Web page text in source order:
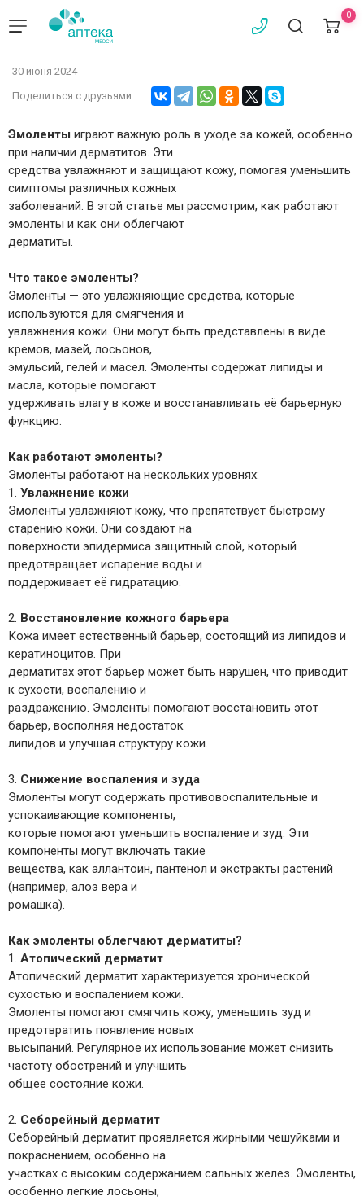
0
30 июня 2024
Поделиться с друзьями
Эмоленты играют важную роль в уходе за кожей, особенно
при наличии дерматитов. Эти
средства увлажняют и защищают кожу, помогая уменьшить
симптомы различных кожных
заболеваний. В этой статье мы рассмотрим, как работают
эмоленты и как они облегчают
дерматиты.
Что такое эмоленты?
Эмоленты — это увлажняющие средства, которые
используются для смягчения и
увлажнения кожи. Они могут быть представлены в виде
кремов, мазей, лосьонов,
эмульсий, гелей и масел. Эмоленты содержат липиды и
масла, которые помогают
удерживать влагу в коже и восстанавливать её барьерную
функцию.
Как работают эмоленты?
Эмоленты работают на нескольких уровнях:
1. Увлажнение кожи
Эмоленты увлажняют кожу, что препятствует быстрому
старению кожи. Они создают на
поверхности эпидермиса защитный слой, который
предотвращает испарение воды и
поддерживает её гидратацию.
2. Восстановление кожного барьера
Кожа имеет естественный барьер, состоящий из липидов и
кератиноцитов. При
дерматитах этот барьер может быть нарушен, что приводит
к сухости, воспалению и
раздражению. Эмоленты помогают восстановить этот
барьер, восполняя недостаток
липидов и улучшая структуру кожи.
3. Снижение воспаления и зуда
Эмоленты могут содержать противовоспалительные и
успокаивающие компоненты,
которые помогают уменьшить воспаление и зуд. Эти
компоненты могут включать такие
вещества, как аллантоин, пантенол и экстракты растений
(например, алоэ вера и
ромашка).
Как эмоленты облегчают дерматиты?
1. Атопический дерматит
Атопический дерматит характеризуется хронической
сухостью и воспалением кожи.
Эмоленты помогают смягчить кожу, уменьшить зуд и
предотвратить появление новых
высыпаний. Регулярное их использование может снизить
частоту обострений и улучшить
общее состояние кожи.
2. Себорейный дерматит
Себорейный дерматит проявляется жирными чешуйками и
покраснением, особенно на
участках с высоким содержанием сальных желез. Эмоленты,
особенно легкие лосьоны,